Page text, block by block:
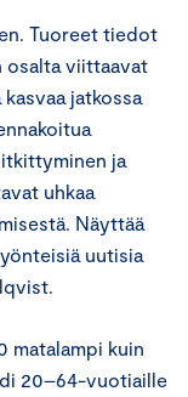
Tuoreet tiedot
osalta viittaavat
jatkossa
ja
uhkaa
Näyttää
uutisia
matalampi kuin
20–64-vuotiaille